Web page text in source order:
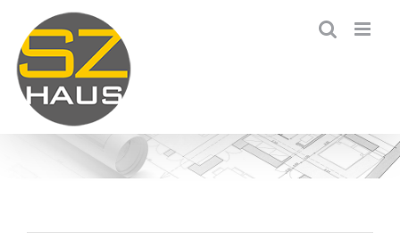
Inhalt
springen